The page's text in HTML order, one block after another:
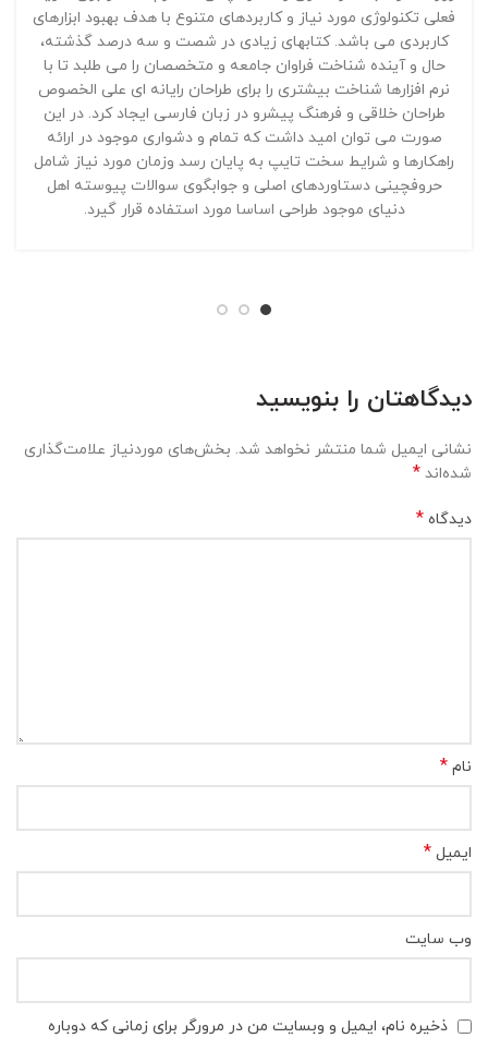
فعلی تکنولوژی مورد نیاز و کاربردهای متنوع با هدف بهبود ابزارهای
کاربردی می باشد. کتابهای زیادی در شصت و سه درصد گذشته،
حال و آینده شناخت فراوان جامعه و متخصصان را می طلبد تا با
نرم افزارها شناخت بیشتری را برای طراحان رایانه ای علی الخصوص
طراحان خلاقی و فرهنگ پیشرو در زبان فارسی ایجاد کرد. در این
صورت می توان امید داشت که تمام و دشواری موجود در ارائه
راهکارها و شرایط سخت تایپ به پایان رسد وزمان مورد نیاز شامل
حروفچینی دستاوردهای اصلی و جوابگوی سوالات پیوسته اهل
دنیای موجود طراحی اساسا مورد استفاده قرار گیرد.
دیدگاهتان را بنویسید
نشانی ایمیل شما منتشر نخواهد شد. بخش‌های موردنیاز علامت‌گذاری
شده‌اند *
دیدگاه *
نام *
ایمیل *
وب‌ سایت
ذخیره نام، ایمیل و وبسایت من در مرورگر برای زمانی که دوباره